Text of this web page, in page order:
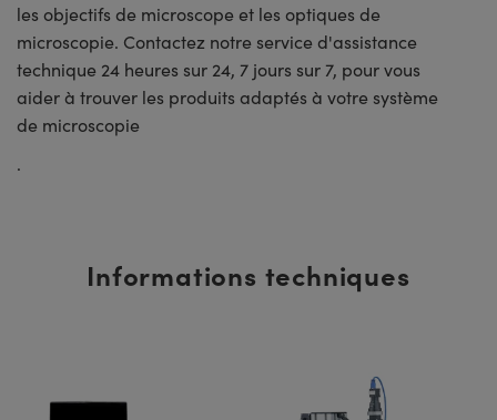
les objectifs de microscope et les optiques de
microscopie. Contactez notre service d'assistance
technique 24 heures sur 24, 7 jours sur 7, pour vous
aider à trouver les produits adaptés à votre système
de microscopie
.
Informations techniques